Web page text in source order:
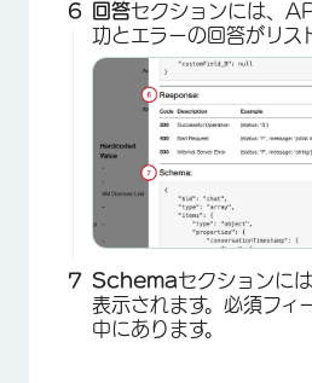
回答セクションには、
功とエラーの回答がリス
Schemaセクションに
表示されます。必須フィ
中にあります。